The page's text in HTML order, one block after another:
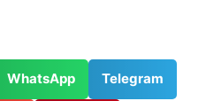
WhatsApp Telegram